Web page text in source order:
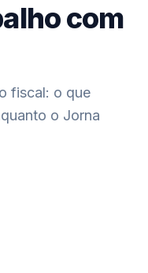
com
fiscal: o que
o Jorna